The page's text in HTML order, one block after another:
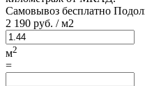
Самовывоз бесплатно
2 190 руб. / м2
м2
=